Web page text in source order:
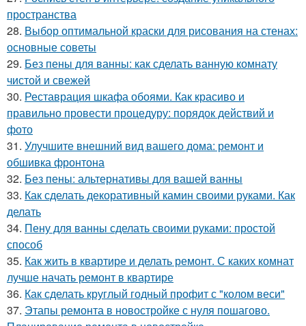
пространства
28. Выбор оптимальной краски для рисования на стенах:
основные советы
29. Без пены для ванны: как сделать ванную комнату
чистой и свежей
30. Реставрация шкафа обоями. Как красиво и
правильно провести процедуру: порядок действий и
фото
31. Улучшите внешний вид вашего дома: ремонт и
обшивка фронтона
32. Без пены: альтернативы для вашей ванны
33. Как сделать декоративный камин своими руками. Как
делать
34. Пену для ванны сделать своими руками: простой
способ
35. Как жить в квартире и делать ремонт. С каких комнат
лучше начать ремонт в квартире
36. Как сделать круглый годный профит с "колом веси"
37. Этапы ремонта в новостройке с нуля пошагово.